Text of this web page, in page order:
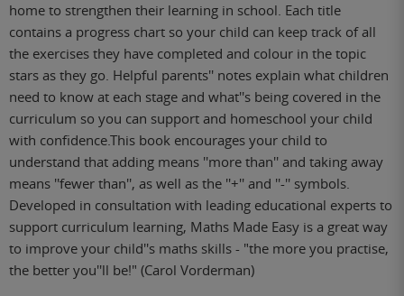
home to strengthen their learning in school. Each title
contains a progress chart so your child can keep track of all
the exercises they have completed and colour in the topic
stars as they go. Helpful parents'' notes explain what children
need to know at each stage and what''s being covered in the
curriculum so you can support and homeschool your child
with confidence.This book encourages your child to
understand that adding means ''more than'' and taking away
means ''fewer than'', as well as the ''+'' and ''-'' symbols.
Developed in consultation with leading educational experts to
support curriculum learning, Maths Made Easy is a great way
to improve your child''s maths skills - "the more you practise,
the better you''ll be!" (Carol Vorderman)